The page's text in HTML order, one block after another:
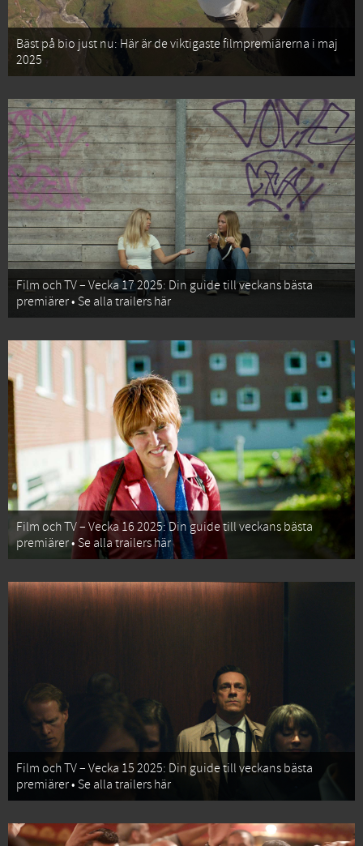
Bäst på bio just nu: Här är de viktigaste filmpremiärerna i maj
2025
Film och TV – Vecka 17 2025: Din guide till veckans bästa
premiärer • Se alla trailers här
Film och TV – Vecka 16 2025: Din guide till veckans bästa
premiärer • Se alla trailers här
Film och TV – Vecka 15 2025: Din guide till veckans bästa
premiärer • Se alla trailers här